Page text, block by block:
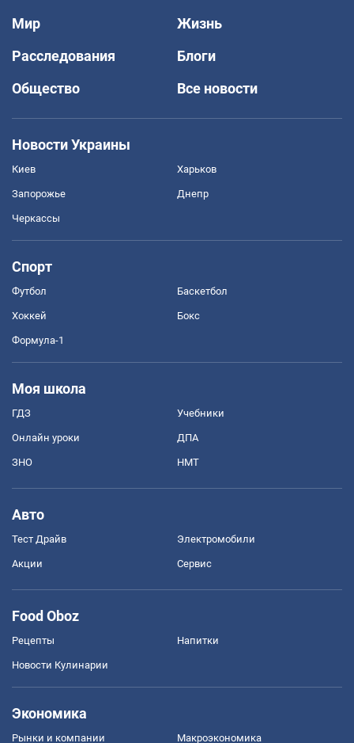
Мир
Жизнь
Расследования
Блоги
Общество
Все новости
Новости Украины
Киев Харьков
Запорожье Днепр
Черкассы
Спорт
Футбол Баскетбол
Хоккей Бокс
Формула-1
Моя школа
ГДЗ Учебники
Онлайн уроки ДПА
ЗНО НМТ
Авто
Тест Драйв Электромобили
Акции Сервис
Food Oboz
Рецепты Напитки
Новости Кулинарии
Экономика
Рынки и компании Mакроэкономика